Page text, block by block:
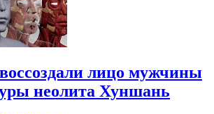
лицо мужчины
неолита Хуншань